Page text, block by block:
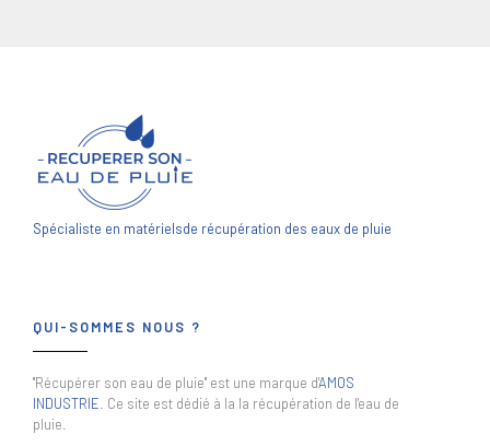
Spécialiste en matérielsde récupération des eaux de pluie
QUI-SOMMES NOUS ?
"Récupérer son eau de pluie" est une marque d'AMOS
INDUSTRIE . Ce site est dédié à la la récupération de l'eau de
pluie.